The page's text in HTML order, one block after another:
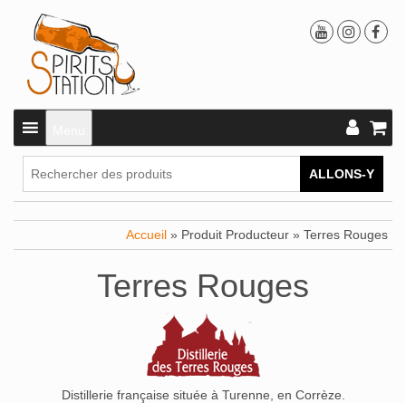
ALLONS-Y
Accueil » Produit Producteur » Terres Rouges
Terres Rouges
Distillerie française située à Turenne, en Corrèze.